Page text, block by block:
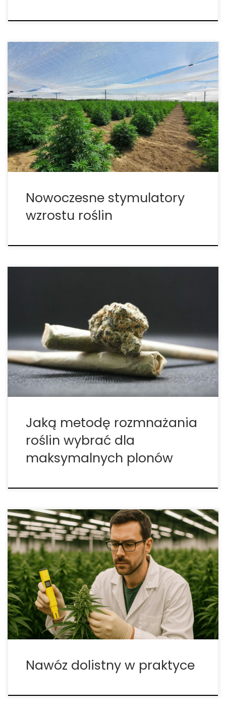
Nowoczesne stymulatory wzrostu roślin – sekrety
biostymulatorów i ich naturalnych składników
Stymulatory wzrostu roślin, zwane również
biostymulatorami, to innowacyjne rozwiązania,
które zmieniają sposób myślenia o uprawie. Ich
głównym zadaniem jest wspieranie naturalnych
procesów biologicznych roślin – od kiełkowania po
[…]
Nowoczesne stymulatory
wzrostu roślin
roślin wybrać dla maksymalnych plonów? Dyskusja
„nasiona czy klony” powraca w każdym ogrodzie –
od amatorskich namiotów uprawowych po
profesjonalne instalacje. Gdy nie masz dostępu do
zdrowych roślin matecznych, naturalnym wyborem
są nasiona. […]
Jaką metodę rozmnażania
roślin wybrać dla
maksymalnych plonów
Nawóz dolistny w praktyce – jak maksymalnie
zwiększyć wzrost roślin i plony Jeśli zależy Ci na
zdrowym, szybkim i obfitym wzroście roślin w
systemie hydroponicznym lub klasycznej uprawie,
jednym z najskuteczniejszych rozwiązań jest
nawożenie dolistne. To technika, która pozwala
dostarczyć […]
Nawóz dolistny w praktyce